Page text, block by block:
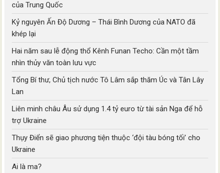
của Trung Quốc
Kỷ nguyên Ấn Độ Dương – Thái Bình Dương của NATO đã
khép lại
Hai năm sau lễ động thổ Kênh Funan Techo: Cần một tầm
nhìn thủy văn toàn lưu vực
Tổng Bí thư, Chủ tịch nước Tô Lâm sắp thăm Úc và Tân Lây
Lan
Liên minh châu Âu sử dụng 1.4 tỷ euro từ tài sản Nga để hỗ
trợ Ukraine
Thụy Điển sẽ giao phương tiện thuộc ‘đội tàu bóng tối’ cho
Ukraine
Ai là ma?